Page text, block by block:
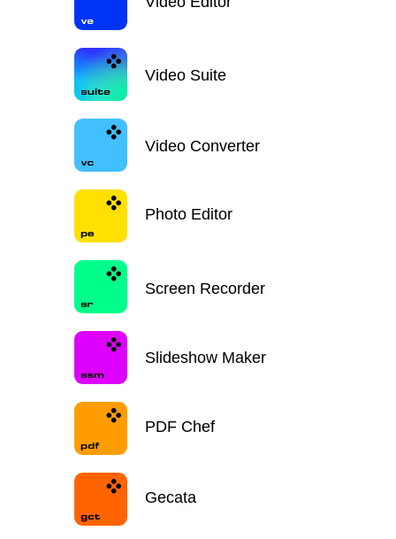
Video Converter
Video Suite
Photo Editor
Screen Recorder
Slideshow Maker
PDF Chef
Gecata